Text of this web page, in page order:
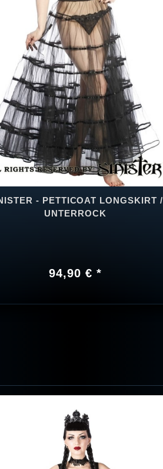
- PETTICOAT LONGSKIRT /
UNTERROCK
94,90 € *